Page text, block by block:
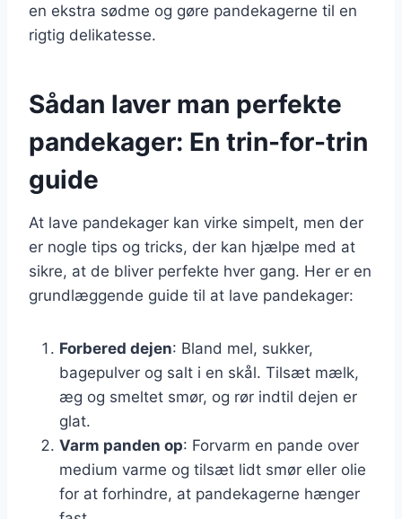
en ekstra sødme og gøre pandekagerne til en
rigtig delikatesse.
Sådan laver man perfekte
pandekager: En trin-for-trin
guide
At lave pandekager kan virke simpelt, men der
er nogle tips og tricks, der kan hjælpe med at
sikre, at de bliver perfekte hver gang. Her er en
grundlæggende guide til at lave pandekager:
Forbered dejen: Bland mel, sukker,
bagepulver og salt i en skål. Tilsæt mælk,
æg og smeltet smør, og rør indtil dejen er
glat.
Varm panden op: Forvarm en pande over
medium varme og tilsæt lidt smør eller olie
for at forhindre, at pandekagerne hænger